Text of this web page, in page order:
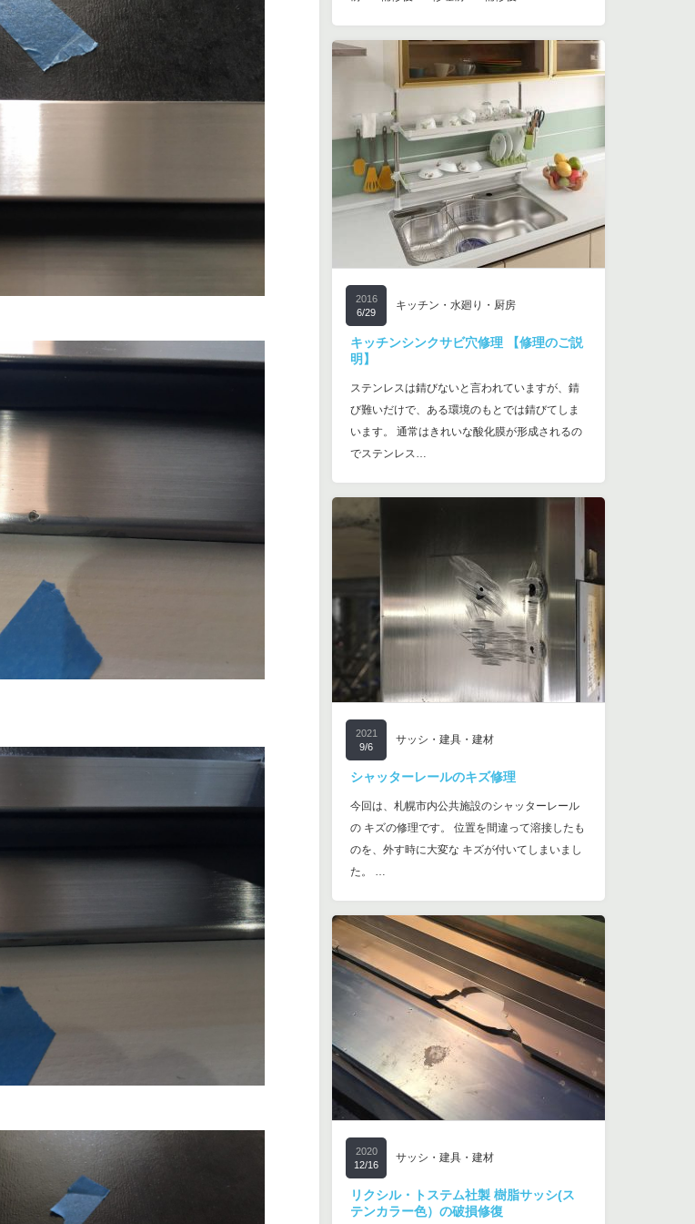
2016
6/29
キッチン・水廻り・厨房
キッチンシンクサビ穴修理 【修理のご説
明】
ステンレスは錆びないと言われていますが、錆
び難いだけで、ある環境のもとでは錆びてしま
います。 通常はきれいな酸化膜が形成されるの
でステンレス…
2021
9/6
サッシ・建具・建材
シャッターレールのキズ修理
今回は、札幌市内公共施設のシャッターレール
の キズの修理です。 位置を間違って溶接したも
のを、外す時に大変な キズが付いてしまいまし
た。 …
2020
12/16
サッシ・建具・建材
リクシル・トステム社製 樹脂サッシ(ス
テンカラー色）の破損修復